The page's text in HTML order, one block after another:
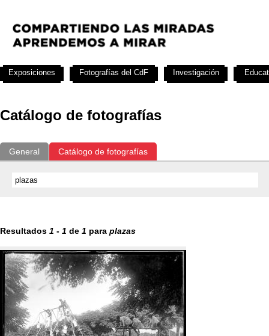
Catálogo de fotografías
General Catálogo de fotografías
Resultados 1 - 1 de 1 para plazas
Exposiciones Fotografías del CdF Investigación